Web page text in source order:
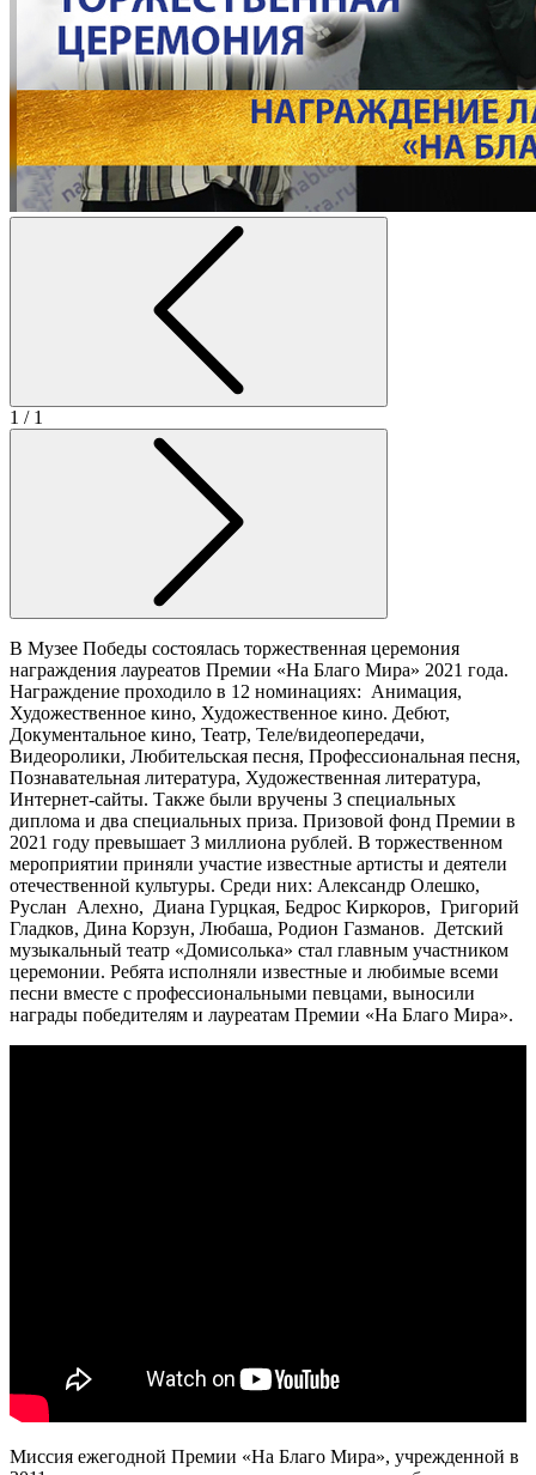
1 / 1
В Музее Победы состоялась торжественная церемония
награждения лауреатов Премии «На Благо Мира» 2021 года.
Награждение проходило в 12 номинациях: Анимация,
Художественное кино, Художественное кино. Дебют,
Документальное кино, Театр, Теле/видеопередачи,
Видеоролики, Любительская песня, Профессиональная песня,
Познавательная литература, Художественная литература,
Интернет-сайты. Также были вручены 3 специальных
диплома и два специальных приза. Призовой фонд Премии в
2021 году превышает 3 миллиона рублей. В торжественном
мероприятии приняли участие известные артисты и деятели
отечественной культуры. Среди них: Александр Олешко,
Руслан Алехно, Диана Гурцкая, Бедрос Киркоров, Григорий
Гладков, Дина Корзун, Любаша, Родион Газманов. Детский
музыкальный театр «Домисолька» стал главным участником
церемонии. Ребята исполняли известные и любимые всеми
песни вместе с профессиональными певцами, выносили
награды победителям и лауреатам Премии «На Благо Мира».
Миссия ежегодной Премии «На Благо Мира», учрежденной в